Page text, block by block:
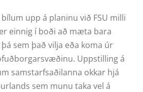
upp á planinu við FSU milli
einnig í boði að mæta bara
sem það vilja eða koma úr
Uppstilling á
samstarfsaðilanna okkar hjá
sem munu taka vel á